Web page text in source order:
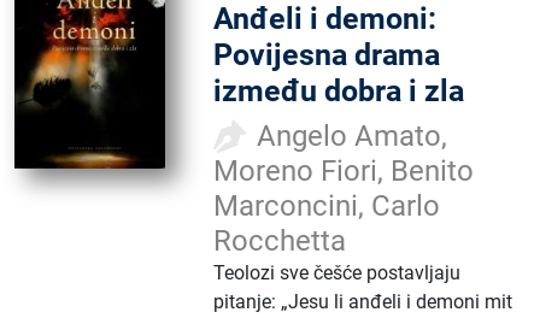
Anđeli i demoni:
Povijesna drama
između dobra i zla
Angelo Amato,
Moreno Fiori, Benito
Marconcini, Carlo
Rocchetta
Teolozi sve češće postavljaju
pitanje: „Jesu li anđeli i demoni mit